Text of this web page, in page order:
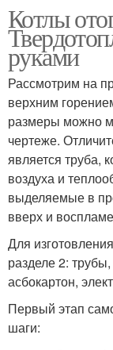
Котлы
руками
Рассмотрим на
верхним
размеры можно
чертеже.
является труба,
воздуха и
выделяемые в
вверх и
Для
разделе 2:
асбокартон,
Первый этап
шаги: